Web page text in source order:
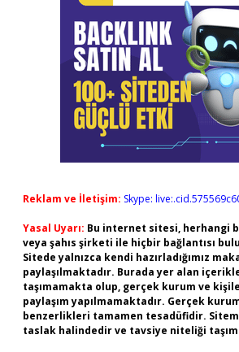
Reklam ve İletişim: Skype:
Yasal Uyarı: Bu internet sitesi, herhangi
veya şahıs şirketi ile hiçbir bağlantısı
Sitede yalnızca kendi hazırladığımız
paylaşılmaktadır. Burada yer alan
taşımamakta olup, gerçek kurum ve
paylaşım yapılmamaktadır. Gerçek
benzerlikleri tamamen tesadüfidir.
taslak halindedir ve tavsiye niteliği